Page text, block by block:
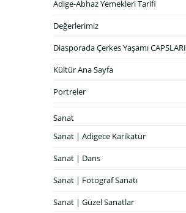
Adige-Abhaz Yemekleri Tarifi
Değerlerimiz
Diasporada Çerkes Yaşamı CAPSLARI
Kültür Ana Sayfa
Portreler
Sanat
Sanat | Adigece Karikatür
Sanat | Dans
Sanat | Fotograf Sanatı
Sanat | Güzel Sanatlar